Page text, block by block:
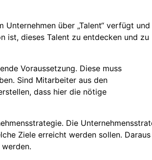
über „Talent“ verfügt
ist, dieses Talent zu entdecken und zu
Voraussetzung. Diese muss
Sind Mitarbeiter aus den
dass hier die nötige
Die
Ziele erreicht werden sollen. Daraus